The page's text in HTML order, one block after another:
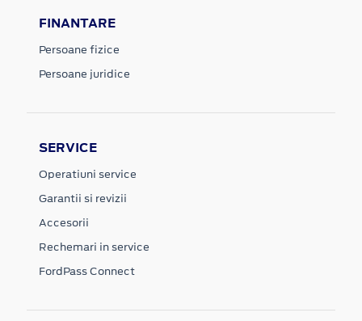
FINANTARE
Persoane fizice
Persoane juridice
SERVICE
Operatiuni service
Garantii si revizii
Accesorii
Rechemari in service
FordPass Connect